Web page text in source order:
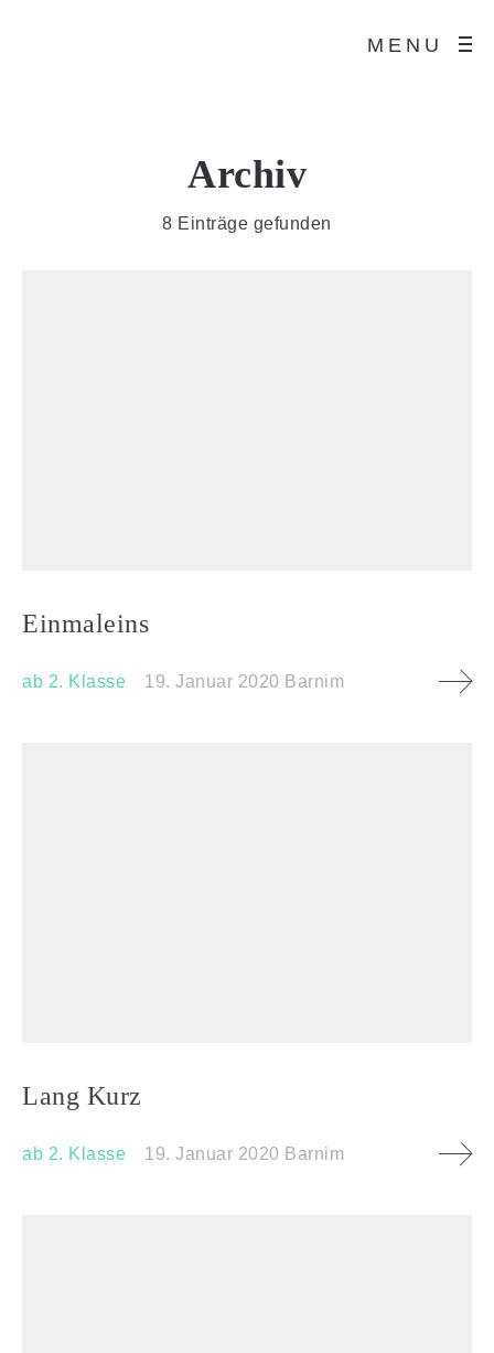
MENU
Archiv
8 Einträge gefunden
Einmaleins
ab 2. Klasse 19. Januar 2020 Barnim
Lang Kurz
ab 2. Klasse 19. Januar 2020 Barnim